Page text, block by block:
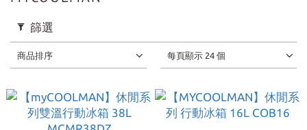
篩選
商品排序 每頁顯示 24 個